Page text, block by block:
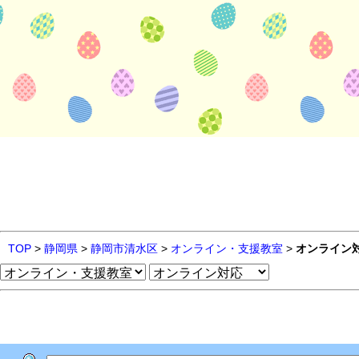
TOP > 静岡県 > 静岡市清水区 > オンライン・支援教室 > オンライン